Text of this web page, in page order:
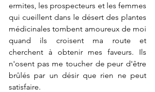
ermites, les prospecteurs et les femmes
qui cueillent dans le désert des plantes
médicinales tombent amoureux de moi
quand ils croisent ma route et
cherchent à obtenir mes faveurs. Ils
n'osent pas me toucher de peur d'être
brûlés par un désir que rien ne peut
satisfaire.